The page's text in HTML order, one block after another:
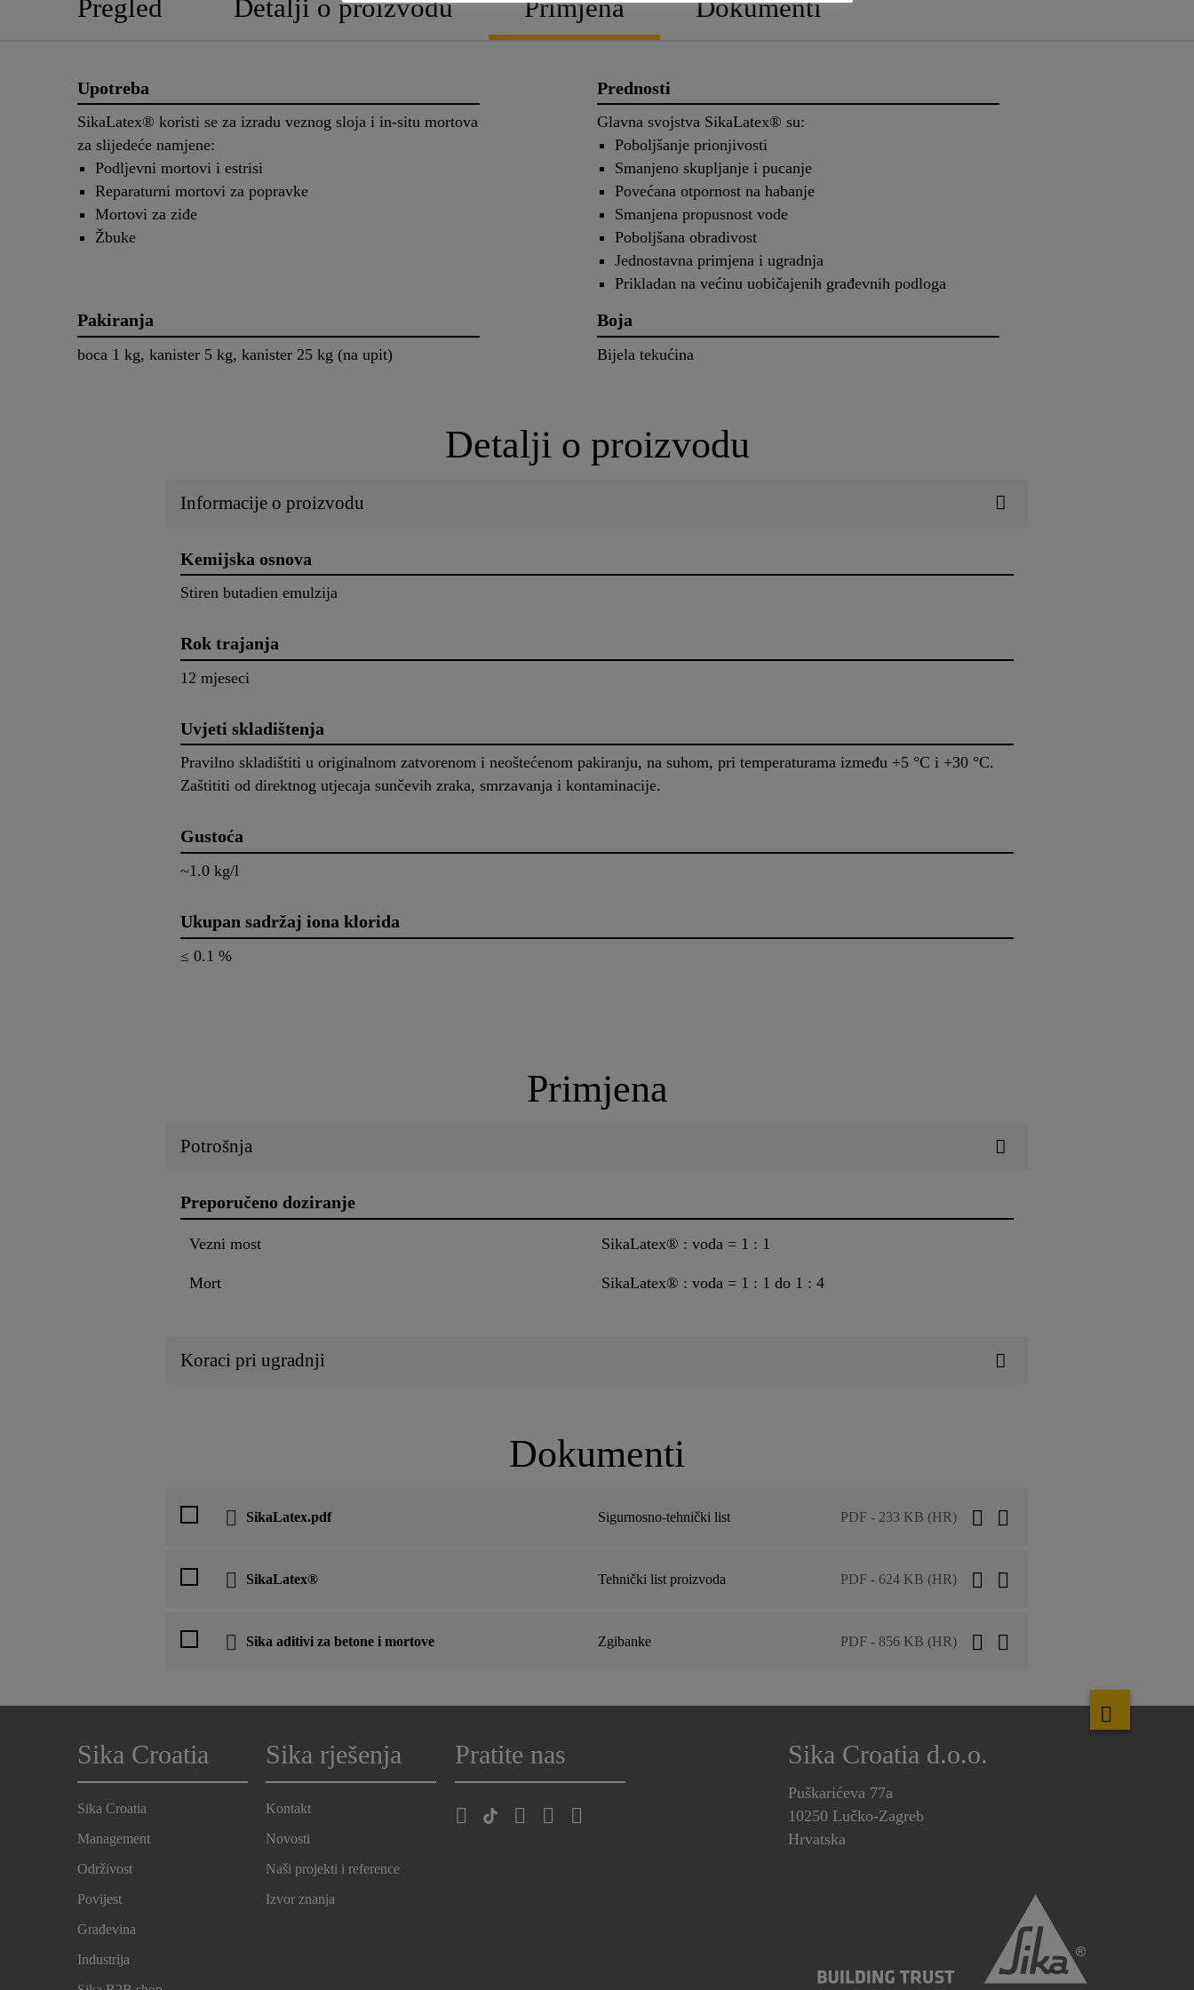
Pregled Detalji o proizvodu Primjena Dokumenti
Upotreba
SikaLatex® koristi se za izradu veznog sloja i in-situ mortova
za slijedeće namjene:
Podljevni mortovi i estrisi
Reparaturni mortovi za popravke
Mortovi za ziđe
Žbuke
Prednosti
Glavna svojstva SikaLatex® su:
Poboljšanje prionjivosti
Smanjeno skupljanje i pucanje
Povećana otpornost na habanje
Smanjena propusnost vode
Poboljšana obradivost
Jednostavna primjena i ugradnja
Prikladan na većinu uobičajenih građevnih podloga
Pakiranja
boca 1 kg, kanister 5 kg, kanister 25 kg (na upit)
Boja
Bijela tekućina
Detalji o proizvodu
Informacije o proizvodu
Kemijska osnova
Stiren butadien emulzija
Rok trajanja
12 mjeseci
Uvjeti skladištenja
Pravilno skladištiti u originalnom zatvorenom i neoštećenom pakiranju, na suhom, pri temperaturama između +5 °C i +30 °C.
Zaštititi od direktnog utjecaja sunčevih zraka, smrzavanja i kontaminacije.
Gustoća
~1.0 kg/l
Ukupan sadržaj iona klorida
≤ 0.1 %
Primjena
Potrošnja
Preporučeno doziranje
Vezni most SikaLatex® : voda = 1 : 1
Mort SikaLatex® : voda = 1 : 1 do 1 : 4
Koraci pri ugradnji
Dokumenti
SikaLatex.pdf Sigurnosno-tehnički list PDF - 233 KB (HR)
SikaLatex® Tehnički list proizvoda PDF - 624 KB (HR)
Sika aditivi za betone i mortove Zgibanke PDF - 856 KB (HR)
Sika Croatia
Sika Croatia
Management
Održivost
Povijest
Građevina
Industrija
Sika rješenja
Kontakt
Novosti
Naši projekti i reference
Izvor znanja
Pratite nas Sika Croatia d.o.o.
Puškarićeva 77a
10250 Lučko-Zagreb
Hrvatska